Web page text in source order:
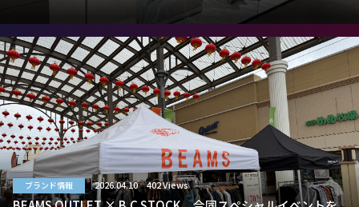
ブランド情報 2026.04.10 402 Views